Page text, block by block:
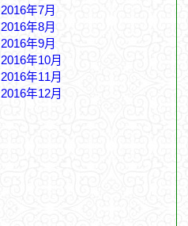
2016年7月
2016年8月
2016年9月
2016年10月
2016年11月
2016年12月